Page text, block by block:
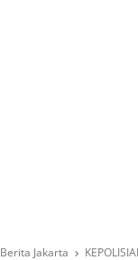
Berita Jakarta